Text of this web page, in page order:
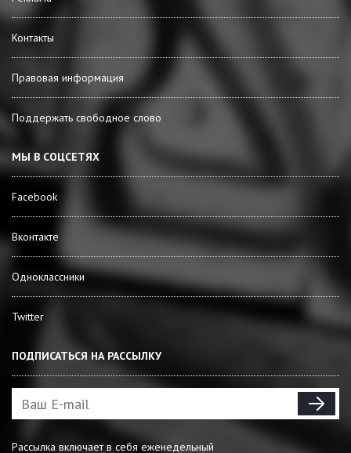
Контакты
Правовая информация
Поддержать свободное слово
МЫ В СОЦСЕТЯХ
Facebook
Вконтакте
Одноклассники
Twitter
ПОДПИСАТЬСЯ НА РАССЫЛКУ
Рассылка включает в себя еженедельный